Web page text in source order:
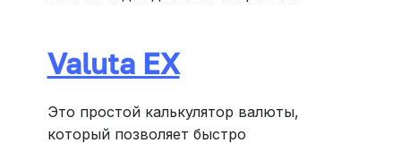
Valuta EX
Это простой калькулятор валюты,
который позволяет быстро